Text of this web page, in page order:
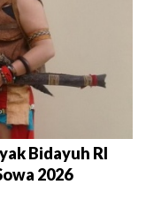
Bidayuh RI
2026